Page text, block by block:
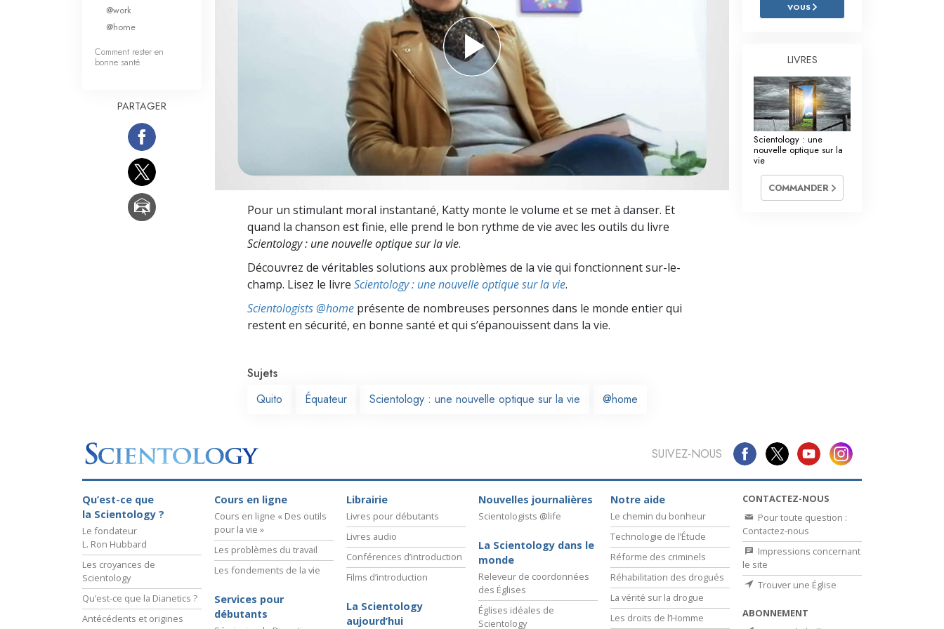
L’échelle des tons émotionnels
Des outils pour le monde du travail
L’éthique et les conditions
La raison de l’oppression
Les investigations
Les fondements de l’organisation
Pour un stimulant moral instantané, Katty monte le volume et se met à danser. Et
quand la chanson est finie, elle prend le bon rythme de vie avec les outils du livre
Scientology : une nouvelle optique sur la vie.
Découvrez de véritables solutions aux problèmes de la vie qui fonctionnent sur-le-
champ. Lisez le livre Scientology : une nouvelle optique sur la vie.
Scientologists @home présente de nombreuses personnes dans le monde entier qui
restent en sécurité, en bonne santé et qui s’épanouissent dans la vie.
Sujets
Quito
Équateur Scientology : une nouvelle optique sur la vie @home
@work
@home
Comment rester en
bonne santé
PARTAGER
VOUS
LIVRES
Scientology : une
nouvelle optique sur la
vie
COMMANDER
SUIVEZ-NOUS
Qu’est-ce que
la Scientology ?
Le fondateur
L. Ron Hubbard
Les croyances de
Scientology
Qu’est-ce que la Dianetics ?
Antécédents et origines
Cours en ligne
Cours en ligne « Des outils
pour la vie »
Les problèmes du travail
Les fondements de la vie
Services pour
débutants
Librairie
Livres pour débutants
Livres audio
Conférences d’introduction
Films d’introduction
La Scientology
aujourd’hui
Nouvelles journalières
Scientologists @life
La Scientology dans le
monde
Releveur de coordonnées
des Églises
Églises idéales de
Scientology
Notre aide
Le chemin du bonheur
Technologie de l’Étude
Réforme des criminels
Réhabilitation des drogués
La vérité sur la drogue
Les droits de l’Homme
CONTACTEZ-NOUS
Pour toute question :
Contactez-nous
Impressions concernant
le site
Trouver une Église
ABONNEMENT